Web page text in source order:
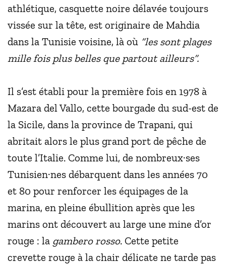
athlétique, casquette noire délavée toujours
vissée sur la tête, est originaire de Mahdia
dans la Tunisie voisine, là où “les sont plages
mille fois plus belles que partout ailleurs”.
Il s’est établi pour la première fois en 1978 à
Mazara del Vallo, cette bourgade du sud-est de
la Sicile, dans la province de Trapani, qui
abritait alors le plus grand port de pêche de
toute l’Italie. Comme lui, de nombreux·ses
Tunisien·nes débarquent dans les années 70
et 80 pour renforcer les équipages de la
marina, en pleine ébullition après que les
marins ont découvert au large une mine d’or
rouge : la gambero rosso. Cette petite
crevette rouge à la chair délicate ne tarde pas